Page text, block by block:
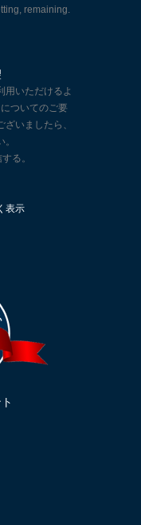
remaining.
用いただけるよ
ついてのご要
いましたら、
る。
表示